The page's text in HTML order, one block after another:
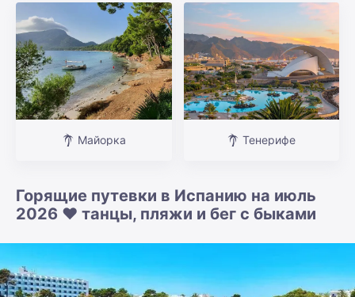
Майорка Тенерифе
Горящие путевки в Испанию на июль
2026 ❤️ танцы, пляжи и бег с быками